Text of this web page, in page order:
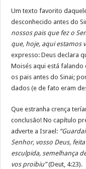
Um texto favorito
desconhecido antes do
nossos pais que fez o
que, hoje, aqui estamos
expresso: Deus declara
Moisés aqui está falando
os pais antes do Sinai;
dados (e de fato eram
Que estranha crença
conclusão! No capítulo
adverte a Israel:
Senhor, vosso Deus,
esculpida, semelhança
vos proibiu”(Deut, 4:23).